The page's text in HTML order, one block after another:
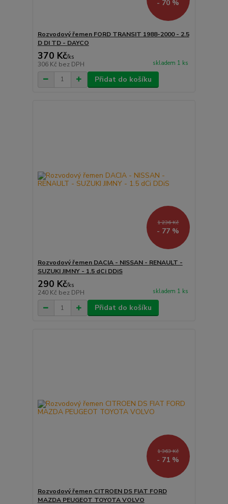
- 70 %
Rozvodový řemen FORD TRANSIT 1988-2000 - 2.5
D DI TD - DAYCO
370 Kč/ks
306 Kč bez DPH skladem 1 ks
Přidat do košíku
1 236 Kč
- 77 %
Rozvodový řemen DACIA - NISSAN - RENAULT -
SUZUKI JIMNY - 1.5 dCi DDiS
290 Kč/ks
240 Kč bez DPH skladem 1 ks
Přidat do košíku
1 363 Kč
- 71 %
Rozvodový řemen CITROEN DS FIAT FORD
MAZDA PEUGEOT TOYOTA VOLVO